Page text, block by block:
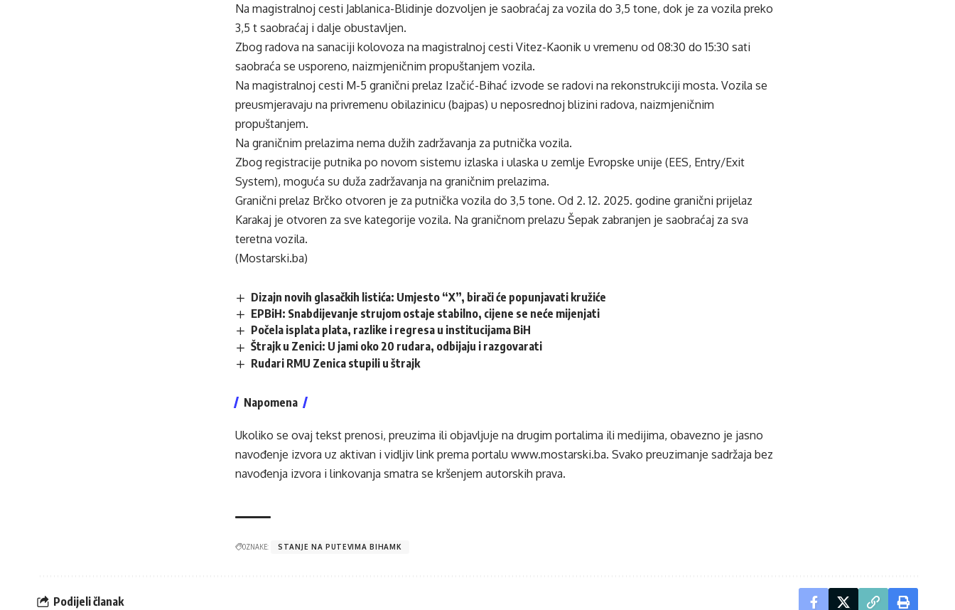
Na magistralnoj cesti Jablanica-Blidinje dozvoljen je saobraćaj za vozila do 3,5 tone, dok je za vozila preko
3,5 t saobraćaj i dalje obustavljen.
Zbog radova na sanaciji kolovoza na magistralnoj cesti Vitez-Kaonik u vremenu od 08:30 do 15:30 sati
saobraća se usporeno, naizmjeničnim propuštanjem vozila.
Na magistralnoj cesti M-5 granični prelaz Izačić-Bihać izvode se radovi na rekonstrukciji mosta. Vozila se
preusmjeravaju na privremenu obilazinicu (bajpas) u neposrednoj blizini radova, naizmjeničnim
propuštanjem.
Na graničnim prelazima nema dužih zadržavanja za putnička vozila.
Zbog registracije putnika po novom sistemu izlaska i ulaska u zemlje Evropske unije (EES, Entry/Exit
System), moguća su duža zadržavanja na graničnim prelazima.
Granični prelaz Brčko otvoren je za putnička vozila do 3,5 tone. Od 2. 12. 2025. godine granični prijelaz
Karakaj je otvoren za sve kategorije vozila. Na graničnom prelazu Šepak zabranjen je saobraćaj za sva
teretna vozila.
(Mostarski.ba)
Dizajn novih glasačkih listića: Umjesto “X”, birači će popunjavati kružiće
EPBiH: Snabdijevanje strujom ostaje stabilno, cijene se neće mijenjati
Počela isplata plata, razlike i regresa u institucijama BiH
Štrajk u Zenici: U jami oko 20 rudara, odbijaju i razgovarati
Rudari RMU Zenica stupili u štrajk
Napomena
Ukoliko se ovaj tekst prenosi, preuzima ili objavljuje na drugim portalima ili medijima, obavezno je jasno
navođenje izvora uz aktivan i vidljiv link prema portalu www.mostarski.ba. Svako preuzimanje sadržaja bez
navođenja izvora i linkovanja smatra se kršenjem autorskih prava.
OZNAKE: STANJE NA PUTEVIMA BIHAMK
Podijeli članak